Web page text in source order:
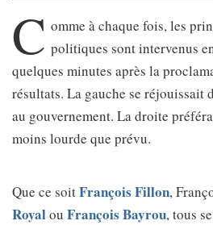
C omme à chaque fois, les
politiques sont intervenus
quelques minutes après la
résultats. La gauche se réjouissait
au gouvernement. La droite
moins lourde que prévu.
Que ce soitFrançois Fillon,
Royalou François Bayrou, tous